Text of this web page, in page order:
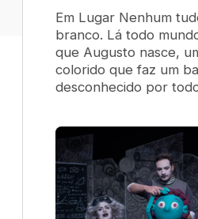
Em Lugar Nenhum
branco. Lá todo
que Augusto nasce,
colorido que faz um
desconhecido por